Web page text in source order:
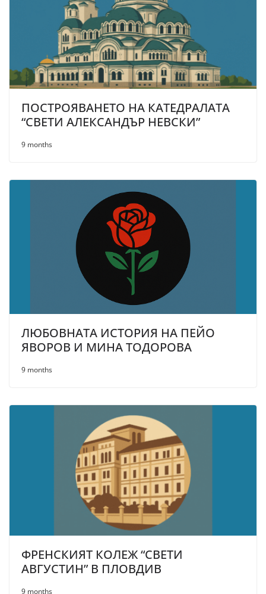
ПОСТРОЯВАНЕТО НА КАТЕДРАЛАТА
“СВЕТИ АЛЕКСАНДЪР НЕВСКИ”
9 months
ЛЮБОВНАТА ИСТОРИЯ НА ПЕЙО
ЯВОРОВ И МИНА ТОДОРОВА
9 months
ФРЕНСКИЯТ КОЛЕЖ “СВЕТИ
АВГУСТИН” В ПЛОВДИВ
9 months